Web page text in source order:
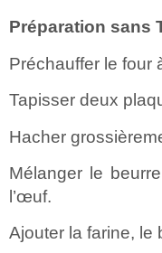
Préparation sans
Préchauffer le four
Tapisser deux
Hacher
Mélanger le
l’œuf.
Ajouter la farine, le